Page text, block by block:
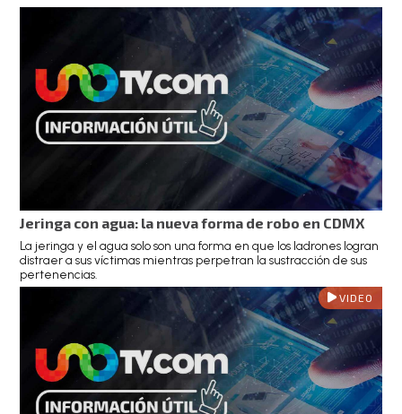
Jeringa con agua: la nueva forma de robo en CDMX
La jeringa y el agua solo son una forma en que los ladrones logran
distraer a sus víctimas mientras perpetran la sustracción de sus
pertenencias.
VIDEO